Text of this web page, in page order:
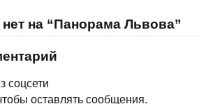
на “Панорама Львова”
соцсети
оставлять сообщения.